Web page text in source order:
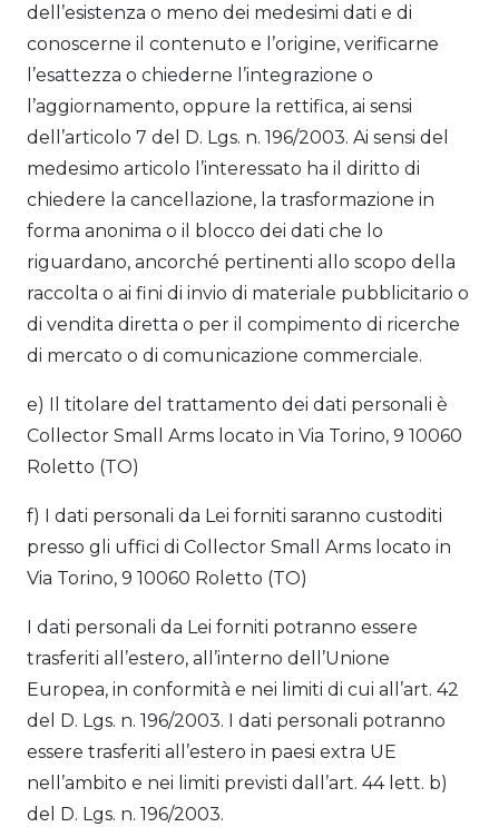
dell’esistenza o meno dei medesimi dati e di
conoscerne il contenuto e l’origine, verificarne
l’esattezza o chiederne l’integrazione o
l’aggiornamento, oppure la rettifica, ai sensi
dell’articolo 7 del D. Lgs. n. 196/2003. Ai sensi del
medesimo articolo l’interessato ha il diritto di
chiedere la cancellazione, la trasformazione in
forma anonima o il blocco dei dati che lo
riguardano, ancorché pertinenti allo scopo della
raccolta o ai fini di invio di materiale pubblicitario o
di vendita diretta o per il compimento di ricerche
di mercato o di comunicazione commerciale.
e) Il titolare del trattamento dei dati personali è
Collector Small Arms locato in Via Torino, 9 10060
Roletto (TO)
f) I dati personali da Lei forniti saranno custoditi
presso gli uffici di Collector Small Arms locato in
Via Torino, 9 10060 Roletto (TO)
I dati personali da Lei forniti potranno essere
trasferiti all’estero, all’interno dell’Unione
Europea, in conformità e nei limiti di cui all’art. 42
del D. Lgs. n. 196/2003. I dati personali potranno
essere trasferiti all’estero in paesi extra UE
nell’ambito e nei limiti previsti dall’art. 44 lett. b)
del D. Lgs. n. 196/2003.